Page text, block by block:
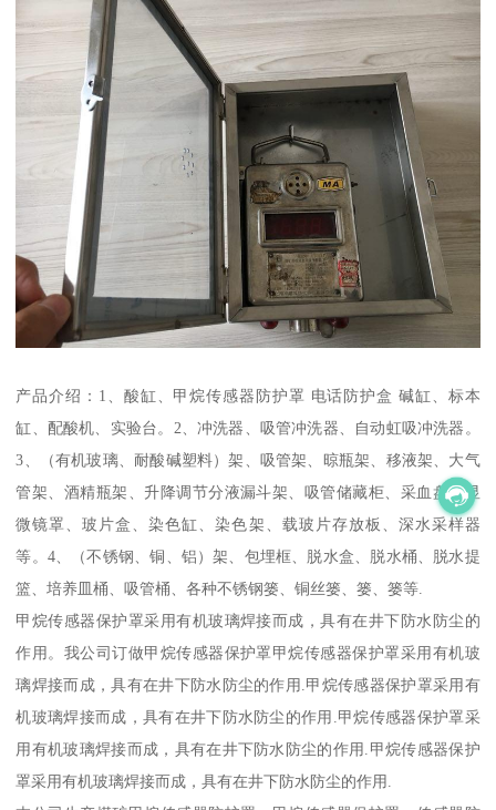
产品介绍：1、酸缸、甲烷传感器防护罩 电话防护盒 碱缸、标本
缸、配酸机、实验台。2、冲洗器、吸管冲洗器、自动虹吸冲洗器。
3、（有机玻璃、耐酸碱塑料）架、吸管架、晾瓶架、移液架、大气
管架、酒精瓶架、升降调节分液漏斗架、吸管储藏柜、采血盘、显
微镜罩、玻片盒、染色缸、染色架、载玻片存放板、深水采样器
等。4、（不锈钢、铜、铝）架、包埋框、脱水盒、脱水桶、脱水提
篮、培养皿桶、吸管桶、各种不锈钢篓、铜丝篓、篓、篓等.
甲烷传感器保护罩采用有机玻璃焊接而成，具有在井下防水防尘的
作用。我公司订做甲烷传感器保护罩甲烷传感器保护罩采用有机玻
璃焊接而成，具有在井下防水防尘的作用.甲烷传感器保护罩采用有
机玻璃焊接而成，具有在井下防水防尘的作用.甲烷传感器保护罩采
用有机玻璃焊接而成，具有在井下防水防尘的作用.甲烷传感器保护
罩采用有机玻璃焊接而成，具有在井下防水防尘的作用.